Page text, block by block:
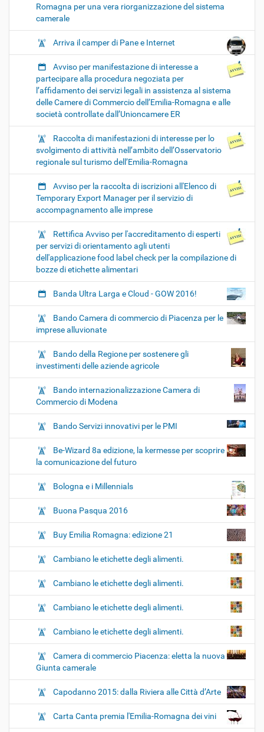
Romagna per una vera riorganizzazione del sistema
camerale
Arriva il camper di Pane e Internet
Avviso per manifestazione di interesse a
partecipare alla procedura negoziata per
l’affidamento dei servizi legali in assistenza al sistema
delle Camere di Commercio dell’Emilia-Romagna e alle
società controllate dall’Unioncamere ER
Raccolta di manifestazioni di interesse per lo
svolgimento di attività nell’ambito dell’Osservatorio
regionale sul turismo dell’Emilia-Romagna
Avviso per la raccolta di iscrizioni all'Elenco di
Temporary Export Manager per il servizio di
accompagnamento alle imprese
Rettifica Avviso per l'accreditamento di esperti
per servizi di orientamento agli utenti
dell'applicazione food label check per la compilazione di
bozze di etichette alimentari
Banda Ultra Larga e Cloud - GOW 2016!
Bando Camera di commercio di Piacenza per le
imprese alluvionate
Bando della Regione per sostenere gli
investimenti delle aziende agricole
Bando internazionalizzazione Camera di
Commercio di Modena
Bando Servizi innovativi per le PMI
Be-Wizard 8a edizione, la kermesse per scoprire
la comunicazione del futuro
Bologna e i Millennials
Buona Pasqua 2016
Buy Emilia Romagna: edizione 21
Cambiano le etichette degli alimenti.
Cambiano le etichette degli alimenti.
Cambiano le etichette degli alimenti.
Cambiano le etichette degli alimenti.
Camera di commercio Piacenza: eletta la nuova
Giunta camerale
Capodanno 2015: dalla Riviera alle Città d’Arte
Carta Canta premia l'Emilia-Romagna dei vini